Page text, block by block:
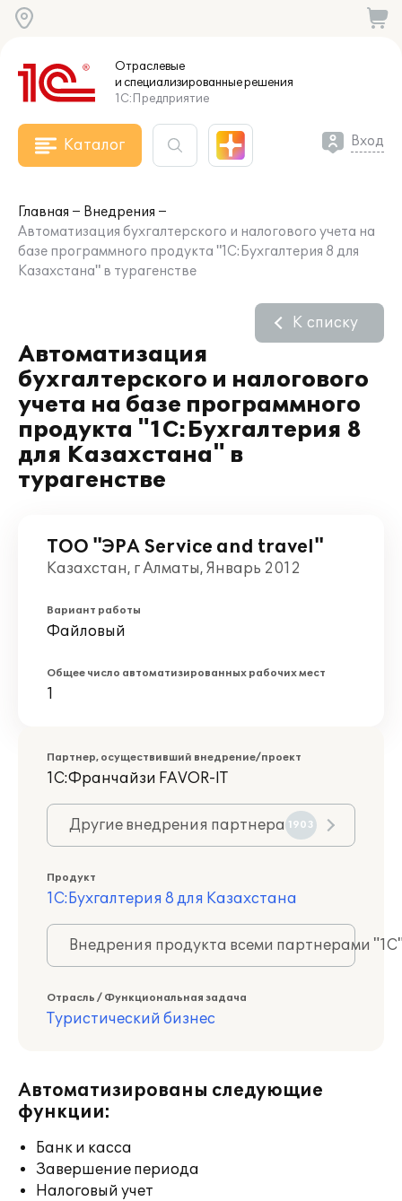
Отраслевые
и специализированныерешения
1С:Предприятие
Каталог Вход
Главная
Внедрения
Автоматизация бухгалтерского и налогового учета на
базе программного продукта "1С:Бухгалтерия 8 для
Казахстана" в турагенстве
Автоматизация
бухгалтерского и налогового
учета на базе программного
продукта "1С:Бухгалтерия 8
для Казахстана" в
турагенстве
К списку
ТОО "ЭРА Service and travel"
Казахстан, г Алматы, Январь 2012
Вариант работы
Файловый
Общее число автоматизированных рабочих мест
1
Партнер, осуществивший внедрение/проект
1С:Франчайзи FAVOR-IT
Другие внедрения партнера 1903
Продукт
1С:Бухгалтерия 8 для Казахстана
Внедрения продукта всеми партнерами
Отрасль / Функциональная задача
Туристический бизнес
Автоматизированы следующие
функции:
Банк и касса
Завершение периода
Налоговый учет